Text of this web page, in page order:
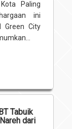
Paling
ini
Green City
Tabuik
dari